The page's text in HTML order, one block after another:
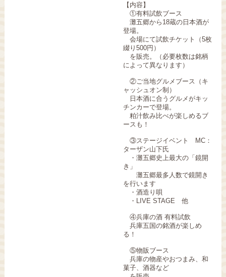
【内容】
①有料試飲ブース
灘五郷から18蔵の日本酒が
登場。
会場にて試飲チケット（5枚
綴り500円）
を販売。（必要枚数は銘柄
によって異なります）
②ご当地グルメブース（キ
ャッシュオン制）
日本酒に合うグルメがキッ
チンカーで登場。
粕汁飲み比べが楽しめるブ
ースも！
③ステージイベント MC：
ターザン山下氏
・灘五郷史上最大の「鏡開
き」
灘五郷最多人数で鏡開き
を行います
・酒造り唄
・LIVE STAGE 他
④兵庫の酒 有料試飲
兵庫五国の銘酒が楽しめ
る！
⑤物販ブース
兵庫の物産やおつまみ、和
菓子、酒器など